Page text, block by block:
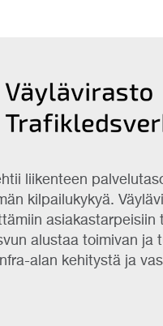
liikenteen
kilpailukykyä.
alustaa toimivan ja
alan kehitystä ja